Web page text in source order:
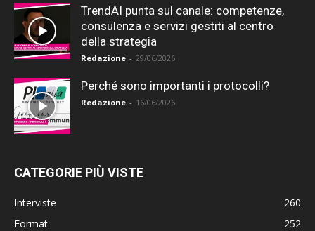
TrendAI punta sul canale: competenze,
consulenza e servizi gestiti al centro
della strategia
Redazione - 29/06/2026
Perché sono importanti i protocolli?
Redazione - 16/06/2026
CATEGORIE PIÙ VISTE
Interviste
260
Format
252